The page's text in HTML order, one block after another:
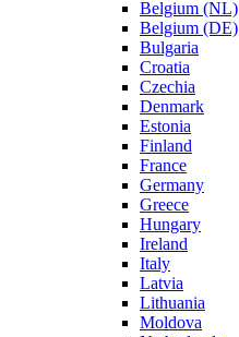
Belgium (NL)
Belgium (DE)
Bulgaria
Croatia
Czechia
Denmark
Estonia
Finland
France
Germany
Greece
Hungary
Ireland
Italy
Latvia
Lithuania
Moldova